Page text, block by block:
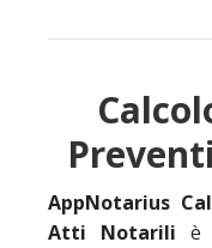
AppNotarius
Atti Notariliè